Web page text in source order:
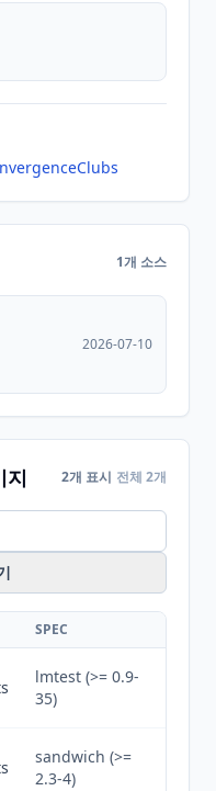
1개 소스
2026-07-10
지 2개 표시 전체 2개
SPEC
lmtest (>= 0.9-
35)
sandwich (>=
2.3-4)